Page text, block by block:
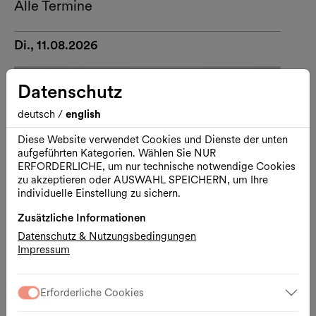
Alle Termine
Di., 11.08.2026
Kunst
Datenschutz
deutsch / english
Diese Website verwendet Cookies und Dienste der unten
aufgeführten Kategorien. Wählen Sie NUR
ERFORDERLICHE, um nur technische notwendige Cookies
zu akzeptieren oder AUSWAHL SPEICHERN, um Ihre
individuelle Einstellung zu sichern.
Zusätzliche Informationen
Datenschutz & Nutzungsbedingungen
Impressum
Erforderliche Cookies